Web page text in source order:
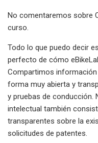
No comentaremos sobre
curso.
Todo lo que puedo decir
perfecto de cómo
Compartimos
forma muy abierta y
y pruebas de conducción.
intelectual también
transparentes sobre la
solicitudes de patentes.